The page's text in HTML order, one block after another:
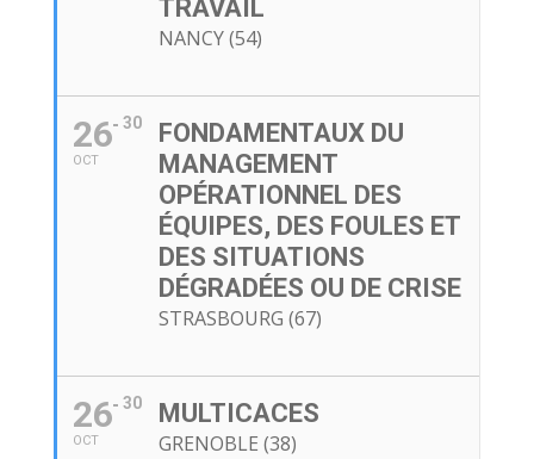
TRAVAIL
NANCY (54)
26
OCT
30
FONDAMENTAUX DU
MANAGEMENT
OPÉRATIONNEL DES
ÉQUIPES, DES FOULES ET
DES SITUATIONS
DÉGRADÉES OU DE CRISE
STRASBOURG (67)
26
OCT
30 MULTICACES
GRENOBLE (38)